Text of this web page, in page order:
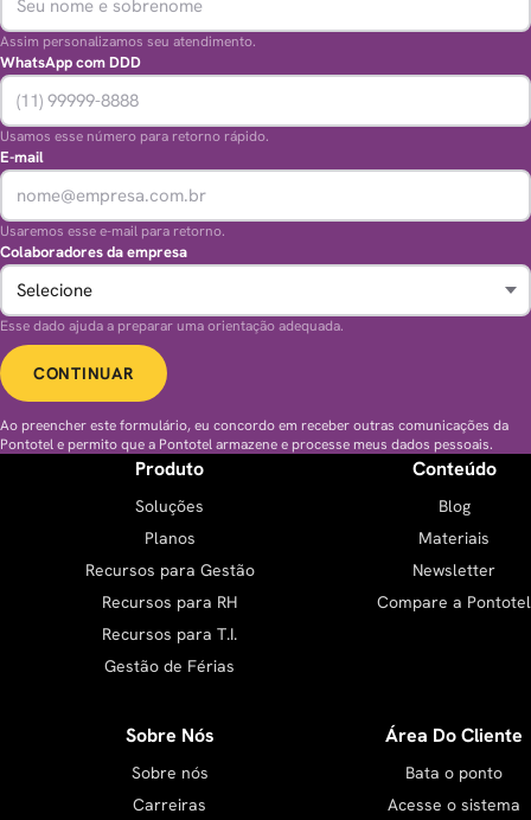
Assim personalizamos seu atendimento.
WhatsApp com DDD
Usamos esse número para retorno rápido.
E-mail
Usaremos esse e-mail para retorno.
Colaboradores da empresa
Esse dado ajuda a preparar uma orientação adequada.
CONTINUAR
Ao preencher este formulário, eu concordo em receber outras comunicações da
Pontotel e permito que a Pontotel armazene e processe meus dados pessoais.
Produto
Soluções
Planos
Recursos para Gestão
Recursos para RH
Recursos para T.I.
Gestão de Férias
Conteúdo
Blog
Materiais
Newsletter
Compare a Pontotel
Sobre Nós
Sobre nós
Carreiras
Área Do Cliente
Bata o ponto
Acesse o sistema